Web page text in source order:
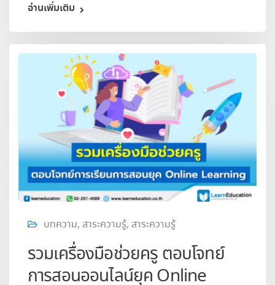
อ่านเพิ่มเติม
บทความ, สาระความรู้, สาระความรู้
รวมเครื่องมือช่วยครู ตอบโจทย์
การสอนออนไลน์ยุค Online